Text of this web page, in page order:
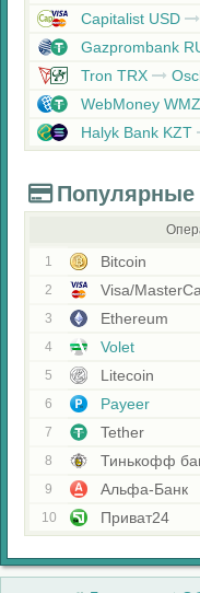
Capitalist USD
Gazprombank
Tron TRX
WebMoney WMZ
Halyk Bank KZT
Популярные
1 Bitcoin
2 Visa/
3 Ethereum
4 Volet
5 Litecoin
6 Payeer
7 Tether
8 Тинькофф
9 Альфа-Банк
10 Приват24